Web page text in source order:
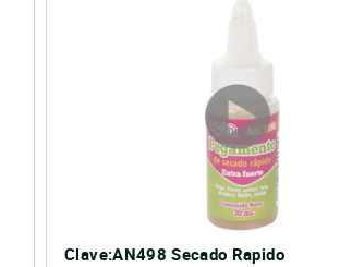
Clave:AN498 Secado Rapido